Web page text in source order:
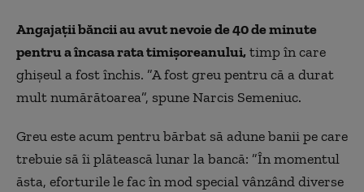
Angajații băncii au avut nevoie de 40 de minute
pentru a încasa rata timișoreanului,timp în care
ghişeul a fost închis. ”A fost greu pentru că a durat
mult numărătoarea”, spune Narcis Semeniuc.
Greu este acum pentru bărbat să adune banii pe care
trebuie să îi plătească lunar la bancă: ”În momentul
ăsta, eforturile le fac în mod special vânzând diverse